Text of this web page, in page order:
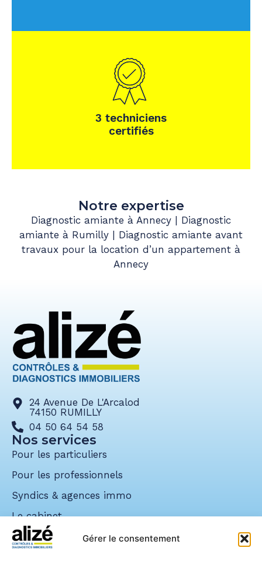
Gérer le consentement
3 techniciens
certifiés
Notre expertise
Diagnostic amiante à Annecy
Diagnostic
amiante à Rumilly
Diagnostic amiante avant
travaux pour la location d’un appartement à
Annecy
24 Avenue De L'Arcalod
74150 RUMILLY
04 50 64 54 58
Nos services
Pour les particuliers
Pour les professionnels
Syndics & agences immo
Le cabinet
Nos réalisations